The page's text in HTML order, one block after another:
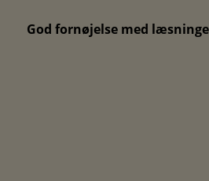
God fornøjelse med